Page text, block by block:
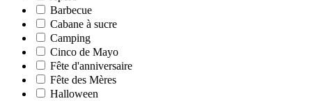
Barbecue
Cabane à sucre
Camping
Cinco de Mayo
Fête d'anniversaire
Fête des Mères
Halloween